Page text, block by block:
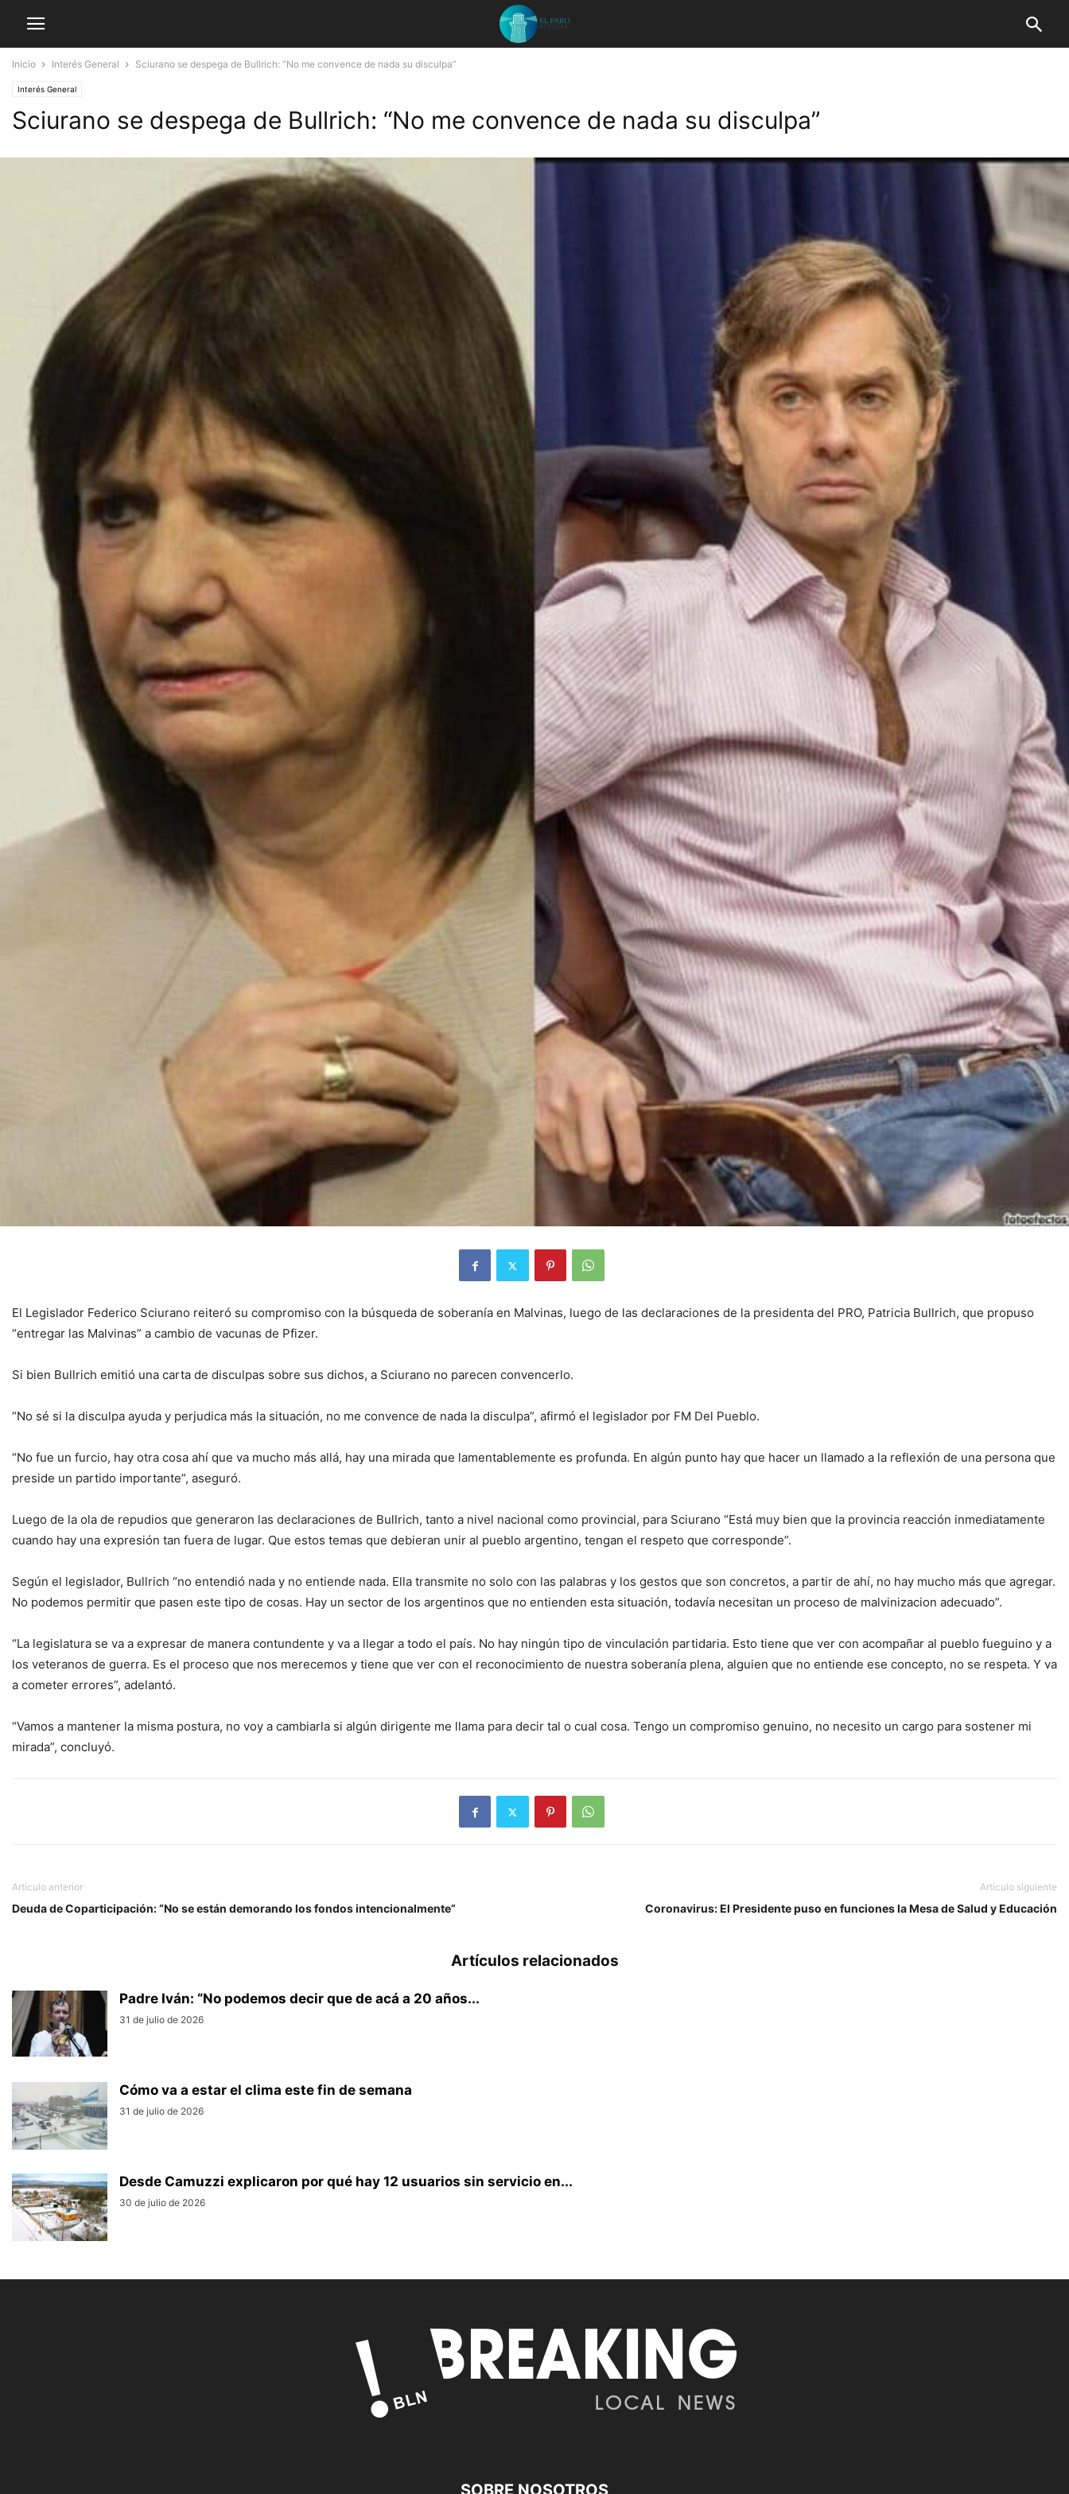
Inicio Interés General Sciurano se despega de Bullrich: “No me convence de nada su disculpa”
Interés General
Sciurano se despega de Bullrich: “No me convence de nada su disculpa”
El Legislador Federico Sciurano reiteró su compromiso con la búsqueda de soberanía en Malvinas, luego de las declaraciones de la presidenta del PRO, Patricia Bullrich, que propuso
“entregar las Malvinas” a cambio de vacunas de Pfizer.
Si bien Bullrich emitió una carta de disculpas sobre sus dichos, a Sciurano no parecen convencerlo.
“No sé si la disculpa ayuda y perjudica más la situación, no me convence de nada la disculpa”, afirmó el legislador por FM Del Pueblo.
“No fue un furcio, hay otra cosa ahí que va mucho más allá, hay una mirada que lamentablemente es profunda. En algún punto hay que hacer un llamado a la reflexión de una persona que
preside un partido importante”, aseguró.
Luego de la ola de repudios que generaron las declaraciones de Bullrich, tanto a nivel nacional como provincial, para Sciurano “Está muy bien que la provincia reacción inmediatamente
cuando hay una expresión tan fuera de lugar. Que estos temas que debieran unir al pueblo argentino, tengan el respeto que corresponde”.
Según el legislador, Bullrich “no entendió nada y no entiende nada. Ella transmite no solo con las palabras y los gestos que son concretos, a partir de ahí, no hay mucho más que agregar.
No podemos permitir que pasen este tipo de cosas. Hay un sector de los argentinos que no entienden esta situación, todavía necesitan un proceso de malvinizacion adecuado”.
“La legislatura se va a expresar de manera contundente y va a llegar a todo el país. No hay ningún tipo de vinculación partidaria. Esto tiene que ver con acompañar al pueblo fueguino y a
los veteranos de guerra. Es el proceso que nos merecemos y tiene que ver con el reconocimiento de nuestra soberanía plena, alguien que no entiende ese concepto, no se respeta. Y va
a cometer errores”, adelantó.
“Vamos a mantener la misma postura, no voy a cambiarla si algún dirigente me llama para decir tal o cual cosa. Tengo un compromiso genuino, no necesito un cargo para sostener mi
mirada”, concluyó.
Artículo anterior
Deuda de Coparticipación: “No se están demorando los fondos intencionalmente”
Artículo siguiente
Coronavirus: El Presidente puso en funciones la Mesa de Salud y Educación
Artículos relacionados
Padre Iván: “No podemos decir que de acá a 20 años...
31 de julio de 2026
Cómo va a estar el clima este fin de semana
31 de julio de 2026
Desde Camuzzi explicaron por qué hay 12 usuarios sin servicio en...
30 de julio de 2026
SOBRE NOSOTROS